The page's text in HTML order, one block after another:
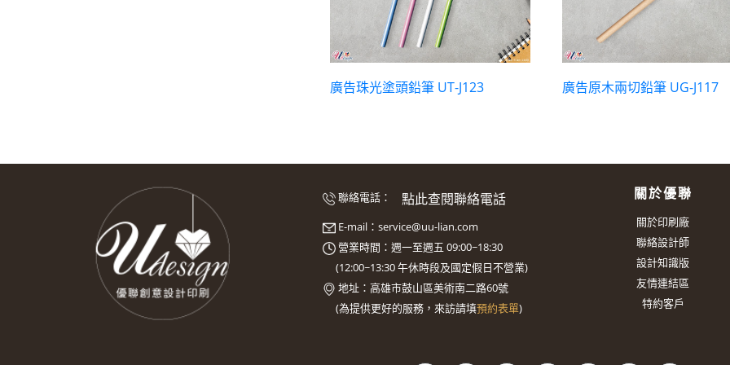
廣告珠光塗頭鉛筆 UT-J123 廣告原木兩切鉛筆 UG-J117
聯絡電話： 點此查閱聯絡電話
E-mail： service@uu-lian.com
營業時間：週一至週五 09:00~18:30
(12:00~13:30午休時段及國定假日不營業)
地址： 高雄市鼓山區美術南二路60號
(為提供更好的服務，來訪請填預約表單)
關於優聯
關於印刷廠
聯絡設計師
設計知識版
友情連結區
特約客戶